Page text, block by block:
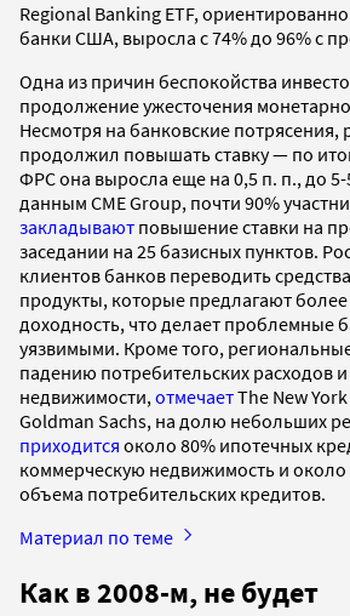
Regional Banking ETF,
банки США, выросла с 74% до 96% с
Одна из причин беспокойства
продолжение ужесточения
Несмотря на банковские потрясения,
продолжил повышать ставку — по
ФРС она выросла еще на 0,5 п. п., до 5-
данным CME Group, почти 90%
закладывают повышение ставки на
заседании на 25 базисных пунктов.
клиентов банков переводить
продукты, которые предлагают
доходность, что делает проблемные
уязвимыми. Кроме того,
падению потребительских расходов
недвижимости,отмечаетThe New
Goldman Sachs, на долю небольших
приходится около 80% ипотечных
коммерческую недвижимость и около
объема потребительских кредитов.
Материал по теме
Как в 2008-м, не будет